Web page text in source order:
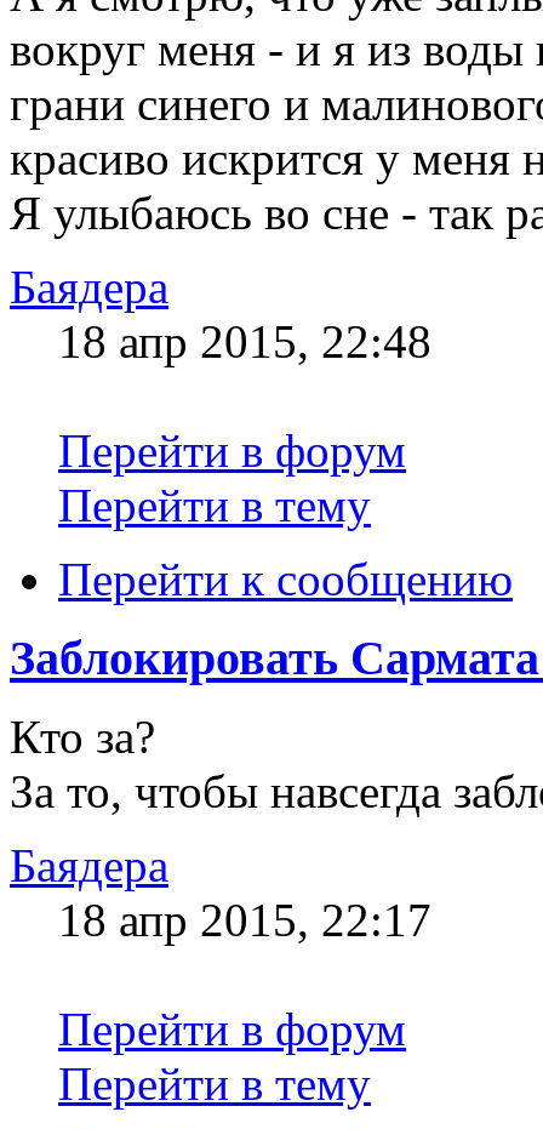
вокруг меня - и я из
грани синего и
красиво искрится у меня
Я улыбаюсь во сне - так
Баядера
18 апр 2015, 22:48
Перейти в форум
Перейти в тему
Перейти к сообщению
Заблокировать
Кто за?
За то, чтобы навсегда
Баядера
18 апр 2015, 22:17
Перейти в форум
Перейти в тему